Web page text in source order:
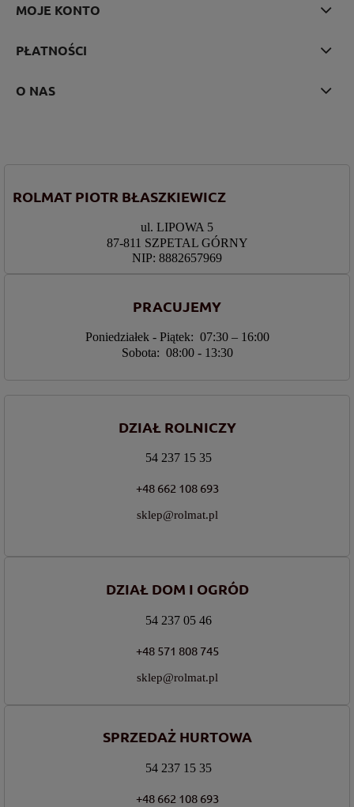
MOJE KONTO
PŁATNOŚCI
O NAS
ROLMAT PIOTR BŁASZKIEWICZ
ul. LIPOWA 5
87-811 SZPETAL GÓRNY
NIP: 8882657969
PRACUJEMY
Poniedziałek - Piątek: 07:30 – 16:00
Sobota: 08:00 - 13:30
DZIAŁ ROLNICZY
54 237 15 35
+48 662 108 693
sklep@rolmat.pl
DZIAŁ DOM I OGRÓD
54 237 05 46
+48 571 808 745
sklep@rolmat.pl
SPRZEDAŻ HURTOWA
54 237 15 35
+48 662 108 693